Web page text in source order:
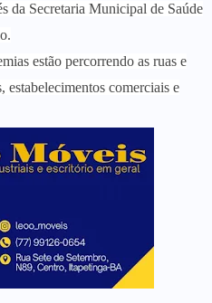
da Secretaria Municipal de Saúde
estão percorrendo as ruas e
estabelecimentos comerciais e